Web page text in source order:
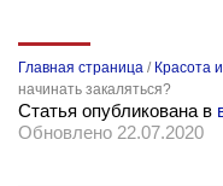
Главная страница / Красота
начинать закаляться?
Статья опубликована в
Обновлено 22.07.2020